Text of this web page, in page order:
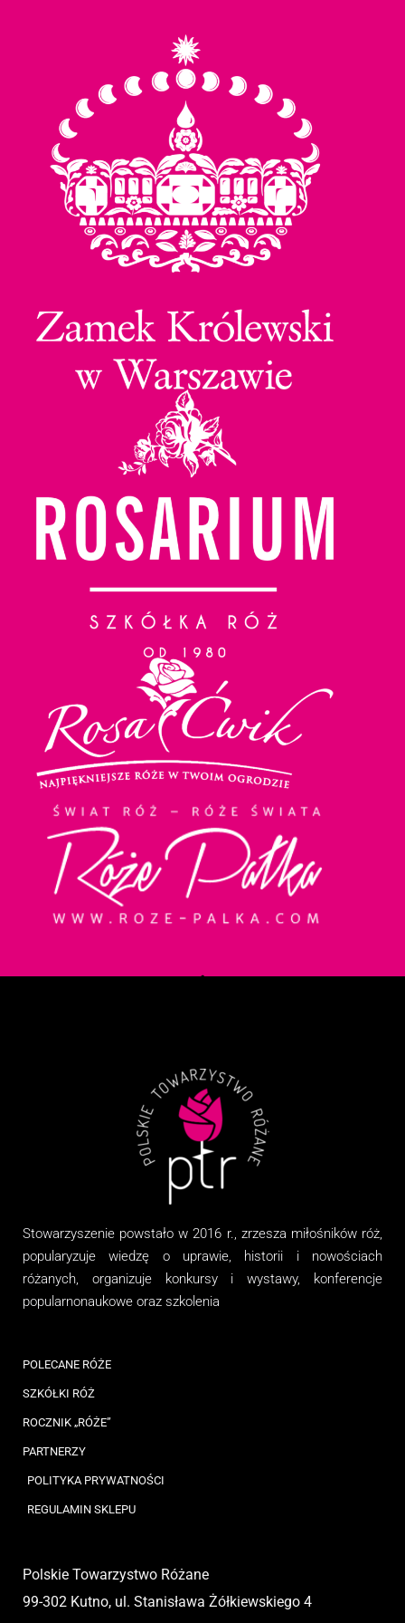
Stowarzyszenie powstało w 2016 r., zrzesza miłośników róż,
popularyzuje wiedzę o uprawie, historii i nowościach
różanych, organizujekonkursy i wystawy, konferencje
popularnonaukowe oraz szkolenia
POLECANE RÓŻE
SZKÓŁKI RÓŻ
ROCZNIK „RÓŻE”
PARTNERZY
POLITYKA PRYWATNOŚCI
REGULAMIN SKLEPU
Polskie Towarzystwo Różane
99-302 Kutno, ul. Stanisława Żółkiewskiego 4